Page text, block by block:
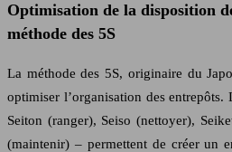
Optimisation de la disposition
méthode des 5S
La méthode des 5S, originaire du
optimiser l’organisation des
Seiton (ranger), Seiso (nettoyer),
(maintenir) – permettent de créer un